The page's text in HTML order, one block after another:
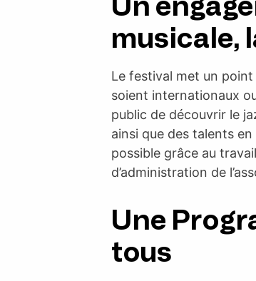
musicale,
Le festival met un point
soient internationaux
public de découvrir le
ainsi que des talents
possible grâce au
d’administration de
Une
tous